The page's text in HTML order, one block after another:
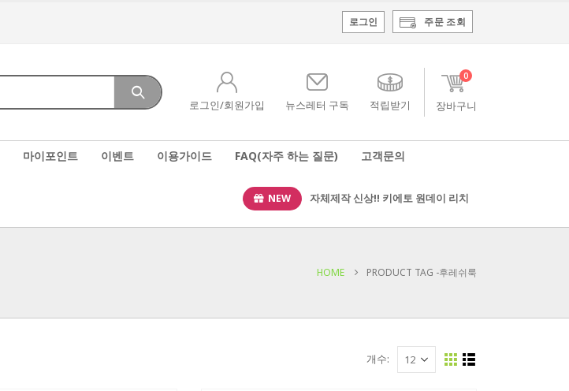
주문 조회
로그인
로그인/회원가입 뉴스레터 구독 적립받기
0
마이포인트 이벤트 이용가이드 FAQ(자주 하는 질문) 고객문의
NEW 자체제작 신상!! 키에토 원데이 리치
HOME PRODUCT TAG -후레쉬룩
개수: